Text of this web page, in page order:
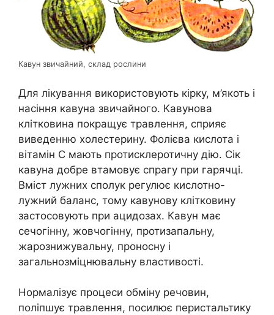
Кавун звичайний, склад рослини
Для лікування використовують кірку, м’якоть і
насіння кавуна звичайного. Кавунова
клітковина покращує травлення, сприяє
виведенню холестерину. Фолієва кислота і
вітамін C мають протисклеротичну дію. Сік
кавуна добре втамовує спрагу при гарячці.
Вміст лужних сполук регулює кислотно-
лужний баланс, тому кавунову клітковину
застосовують при ацидозах. Кавун має
сечогінну, жовчогінну, протизапальну,
жарознижувальну, проносну і
загальнозміцнювальну властивості.
Нормалізує процеси обміну речовин,
поліпшує травлення, посилює перистальтику